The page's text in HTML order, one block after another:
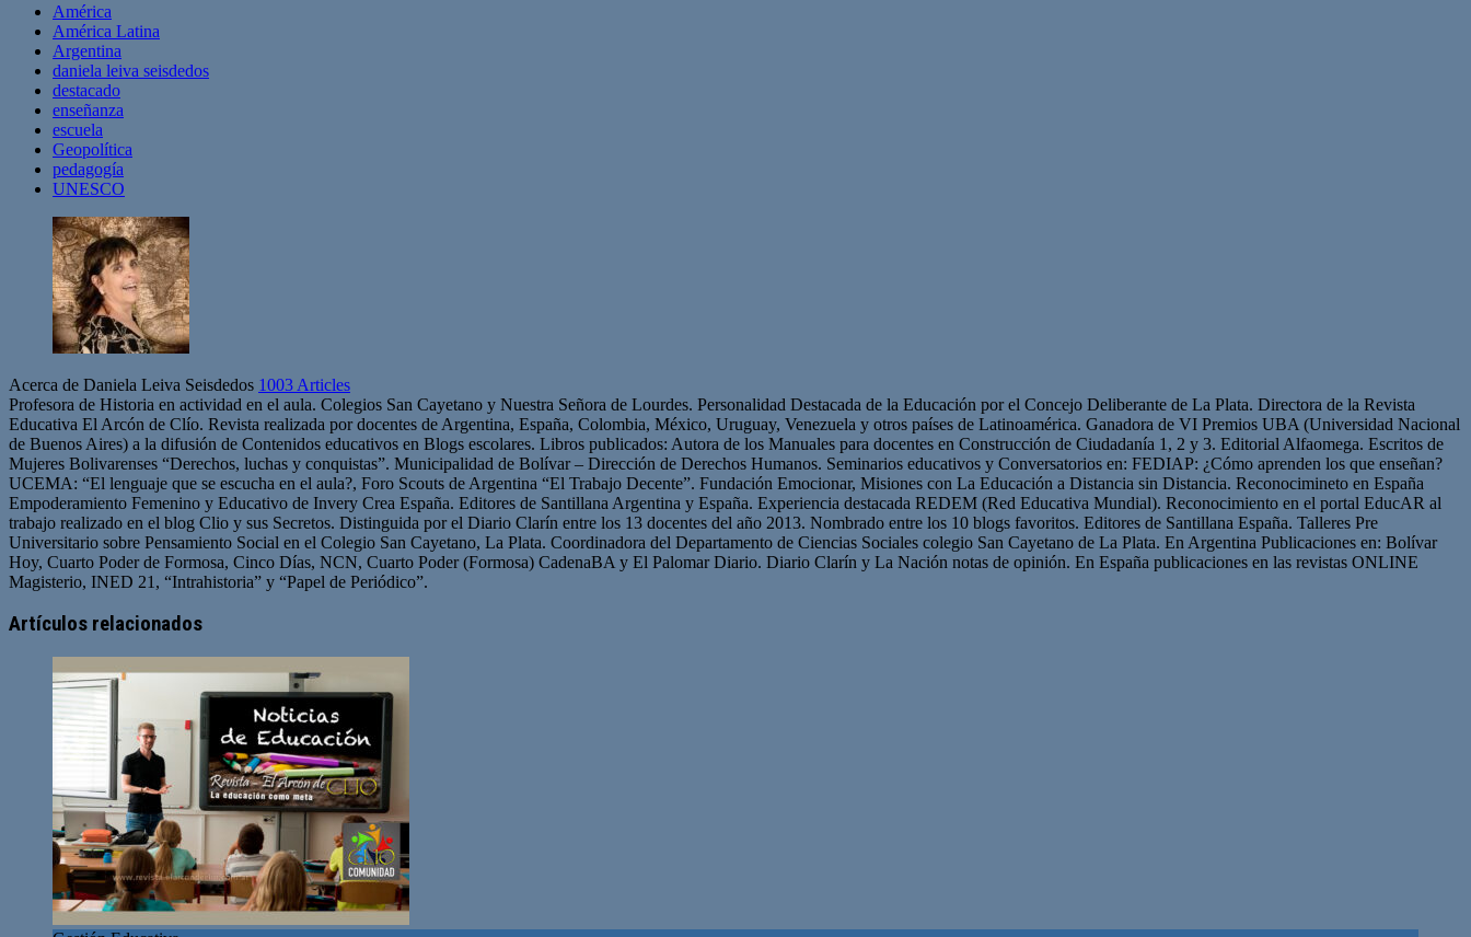
América
América Latina
Argentina
daniela leiva seisdedos
destacado
enseñanza
escuela
Geopolítica
pedagogía
UNESCO
Acerca de Daniela Leiva Seisdedos 1003 Articles
Profesora de Historia en actividad en el aula. Colegios San Cayetano y Nuestra Señora de Lourdes. Personalidad Destacada de la Educación por el Concejo Deliberante de La Plata. Directora de la Revista
Educativa El Arcón de Clío. Revista realizada por docentes de Argentina, España, Colombia, México, Uruguay, Venezuela y otros países de Latinoamérica. Ganadora de VI Premios UBA (Universidad Nacional
de Buenos Aires) a la difusión de Contenidos educativos en Blogs escolares. Libros publicados: Autora de los Manuales para docentes en Construcción de Ciudadanía 1, 2 y 3. Editorial Alfaomega. Escritos de
Mujeres Bolivarenses “Derechos, luchas y conquistas”. Municipalidad de Bolívar – Dirección de Derechos Humanos. Seminarios educativos y Conversatorios en: FEDIAP: ¿Cómo aprenden los que enseñan?
UCEMA: “El lenguaje que se escucha en el aula?, Foro Scouts de Argentina “El Trabajo Decente”. Fundación Emocionar, Misiones con La Educación a Distancia sin Distancia. Reconocimineto en España
Empoderamiento Femenino y Educativo de Invery Crea España. Editores de Santillana Argentina y España. Experiencia destacada REDEM (Red Educativa Mundial). Reconocimiento en el portal EducAR al
trabajo realizado en el blog Clio y sus Secretos. Distinguida por el Diario Clarín entre los 13 docentes del año 2013. Nombrado entre los 10 blogs favoritos. Editores de Santillana España. Talleres Pre
Universitario sobre Pensamiento Social en el Colegio San Cayetano, La Plata. Coordinadora del Departamento de Ciencias Sociales colegio San Cayetano de La Plata. En Argentina Publicaciones en: Bolívar
Hoy, Cuarto Poder de Formosa, Cinco Días, NCN, Cuarto Poder (Formosa) CadenaBA y El Palomar Diario. Diario Clarín y La Nación notas de opinión. En España publicaciones en las revistas ONLINE
Magisterio, INED 21, “Intrahistoria” y “Papel de Periódico”.
web
Artículos relacionados